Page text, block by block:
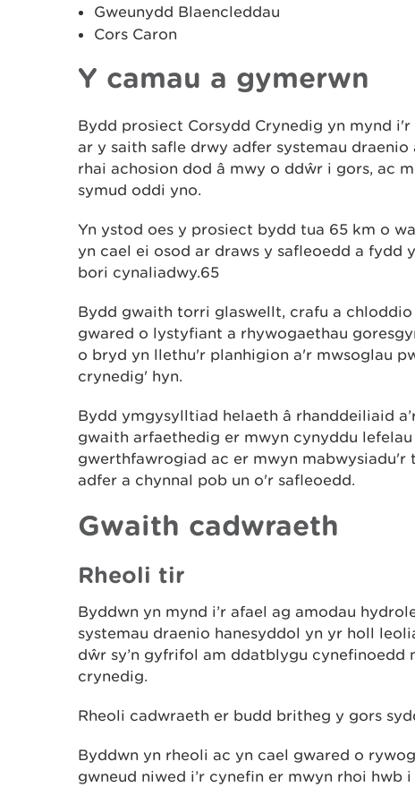
Gweunydd Blaencleddau
Cors Caron
Y camau a gymerwn
Bydd prosiect Corsydd Crynedig yn mynd
ar y saith safle drwy adfer systemau
rhai achosion dod â mwy o ddŵr i gors, ac
symud oddi yno.
Yn ystod oes y prosiect bydd tua 65 km o
yn cael ei osod ar draws y safleoedd a fydd
bori cynaliadwy.65
Bydd gwaith torri glaswellt, crafu a
gwared o lystyfiant a rhywogaethau
o bryd yn llethu'r planhigion a'r mwsoglau
crynedig' hyn.
Bydd ymgysylltiad helaeth â rhanddeiliaid
gwaith arfaethedig er mwyn cynyddu
gwerthfawrogiad ac er mwyn mabwysiadu'r
adfer a chynnal pob un o'r safleoedd.
Gwaith cadwraeth
Rheoli tir
Byddwn yn mynd i’r afael ag amodau
systemau draenio hanesyddol yn yr holl
dŵr sy’n gyfrifol am ddatblygu cynefinoedd
crynedig.
Rheoli cadwraeth er budd britheg y gors
Byddwn yn rheoli ac yn cael gwared o
gwneud niwed i’r cynefin er mwyn rhoi hwb